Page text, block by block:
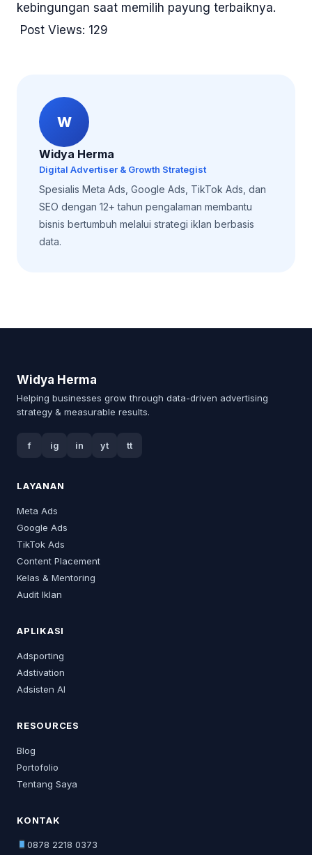
kebingungan saat memilih payung terbaiknya.
Post Views: 129
W
Widya Herma
Digital Advertiser & Growth Strategist
Spesialis Meta Ads, Google Ads, TikTok Ads, dan
SEO dengan 12+ tahun pengalaman membantu
bisnis bertumbuh melalui strategi iklan berbasis
data.
Widya Herma
Helping businesses grow through data-driven advertising
strategy & measurable results.
f ig in yt tt
LAYANAN
Meta Ads
Google Ads
TikTok Ads
Content Placement
Kelas & Mentoring
Audit Iklan
APLIKASI
Adsporting
Adstivation
Adsisten AI
RESOURCES
Blog
Portofolio
Tentang Saya
KONTAK
0878 2218 0373